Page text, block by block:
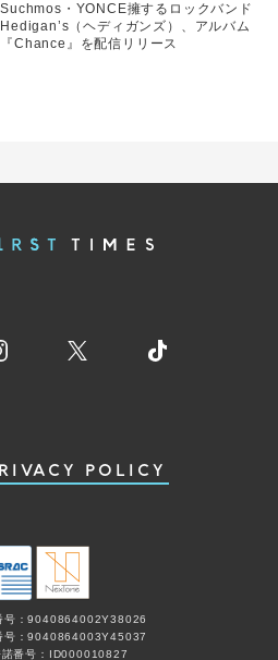
Suchmos・YONCE擁するロックバンド
Hedigan’s（ヘディガンズ）、アルバム
『Chance』を配信リリース
POLICY
号：9040864002Y38026
号：9040864003Y45037
番号：ID000010827